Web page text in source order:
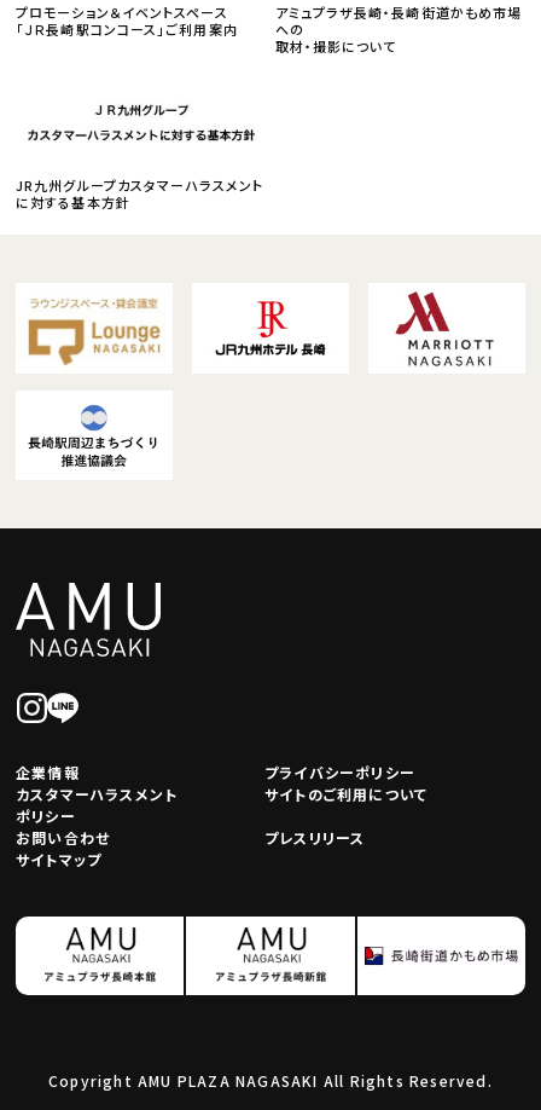
プロモーション＆イベントスペース
「ＪＲ長崎駅コンコース」ご利用案内
アミュプラザ長崎・長崎街道かもめ市場
への
取材・撮影について
JR九州グループカスタマーハラスメント
に対する基本方針
企業情報
プライバシーポリシー
カスタマーハラスメント
ポリシー
サイトのご利用について
お問い合わせ
プレスリリース
サイトマップ
Copyright AMU PLAZA NAGASAKI All Rights Reserved.